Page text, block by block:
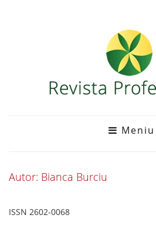
Meniu
Autor: Bianca Burciu
ISSN 2602-0068